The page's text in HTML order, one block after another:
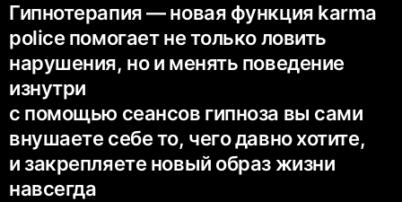
Гипнотерапия — новая функция karma
police помогает не только ловить
нарушения, но и менять поведение
изнутри
с помощью сеансов гипноза вы сами
внушаете себе то, чего давно хотите,
и закрепляете новый образ жизни
навсегда